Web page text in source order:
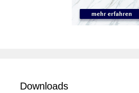
Downloads